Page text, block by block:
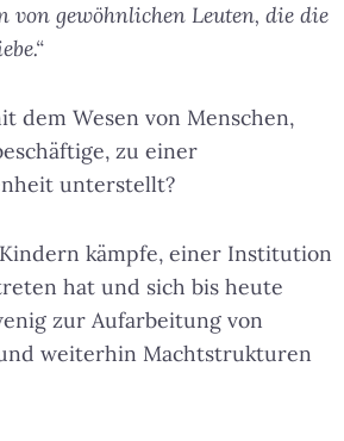
gewöhnlichen Leuten, die die
dem Wesen von Menschen,
zu einer
unterstellt?
kämpfe, einer Institution
hat und sich bis heute
zur Aufarbeitung von
weiterhin Machtstrukturen